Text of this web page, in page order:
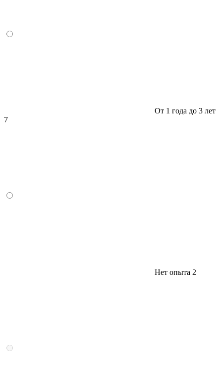
От 1 года до 3 лет
7
Нет опыта 2